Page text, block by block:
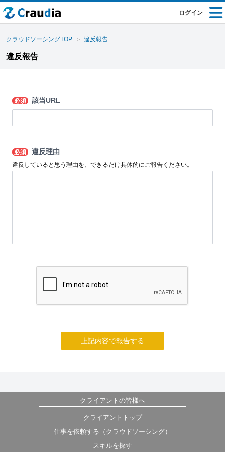
ログイン
クラウドソーシングTOP 違反報告
違反報告
必須 該当URL
必須 違反理由
違反していると思う理由を、できるだけ具体的にご報告ください。
上記内容で報告する
クライアントの皆様へ
クライアントトップ
仕事を依頼する（クラウドソーシング）
スキルを探す